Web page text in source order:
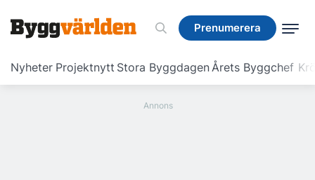
Prenumerera
Nyheter Projektnytt Stora ByggdagenÅrets Byggchef
Prenumerera